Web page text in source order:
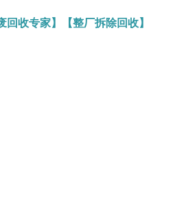
收专家】【整厂拆除回收】